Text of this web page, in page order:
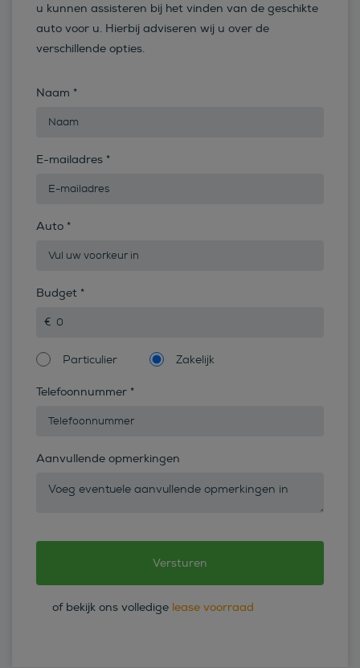
u kunnen assisteren bij het vinden van de geschikte
auto voor u. Hierbij adviseren wij u over de
verschillende opties.
Naam *
E-mailadres *
Auto *
Budget *
Particulier Zakelijk
Telefoonnummer *
Aanvullende opmerkingen
of bekijk ons volledige lease voorraad